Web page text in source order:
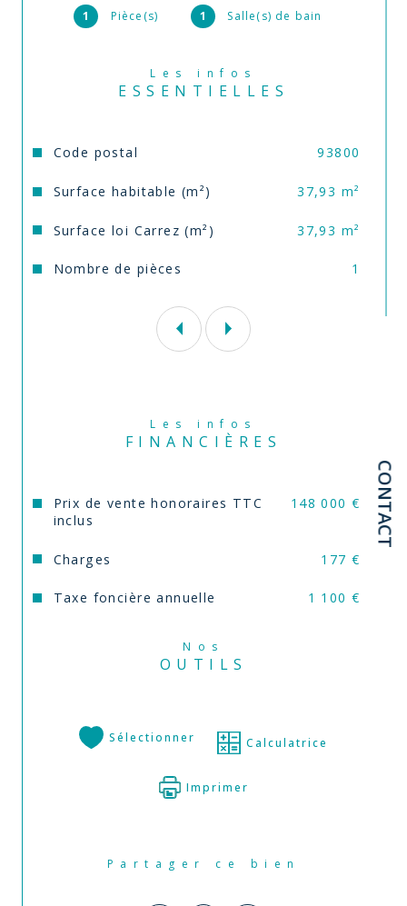
CONTACT
1 Pièce(s) 1 Salle(s) de bain
Les infos
ESSENTIELLES
Caractéristiques Valeurs
Code postal 93800
Surface habitable (m²) 37,93 m²
Surface loi Carrez (m²) 37,93 m²
Nombre de pièces 1
Annonce proposée par un agent commercial
est exposé sont disponibles sur le site
Les infos
FINANCIÈRES
Prix de vente honoraires TTC
inclus
148 000 €
Charges 177 €
Taxe foncière annuelle 1 100 €
Nos
OUTILS
Sélectionner Calculatrice
Imprimer
Partager ce bien